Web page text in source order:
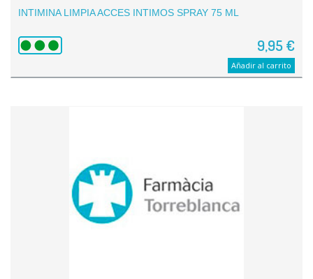
INTIMINA LIMPIA ACCES INTIMOS SPRAY 75 ML
9,95 €
Añadir al carrito